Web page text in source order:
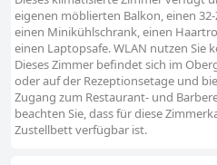
eigenen möblierten Balkon, einen 32-
einen Minikühlschrank, einen
einen Laptopsafe. WLAN nutzen Sie
Dieses Zimmer befindet sich im
oder auf der Rezeptionsetage und
Zugang zum Restaurant- und
beachten Sie, dass für diese
Zustellbett verfügbar ist.